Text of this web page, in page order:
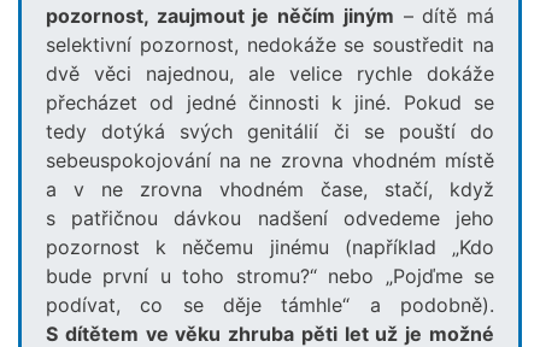
pozornost, zaujmout je něčím jiným – dítě má
selektivní pozornost, nedokáže se soustředit na
dvě věci najednou, ale velice rychle dokáže
přecházet od jedné činnosti k jiné. Pokud se
tedy dotýká svých genitálií či se pouští do
sebeuspokojování na ne zrovna vhodném místě
a v ne zrovna vhodném čase, stačí, když
s patřičnou dávkou nadšení odvedeme jeho
pozornost k něčemu jinému (například „Kdo
bude první u toho stromu?“ nebo „Pojďme se
podívat, co se děje támhle“ a podobně).
S dítětem ve věku zhruba pěti let už je možné